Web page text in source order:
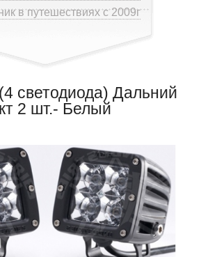
в путешествиях с 2009г
светодиода) Дальний
2 шт.- Белый